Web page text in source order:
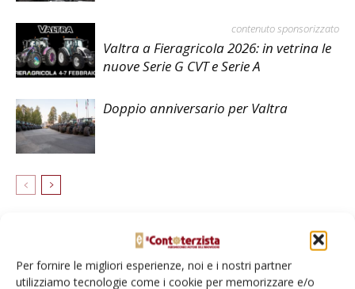
Per fornire le migliori esperienze, noi e i nostri partner
utilizziamo tecnologie come i cookie per memorizzare e/o
contenuto sponsorizzato
Valtra a Fieragricola 2026: in vetrina le
nuove Serie G CVT e Serie A
Doppio anniversario per Valtra
LASCIA UN COMMENTO